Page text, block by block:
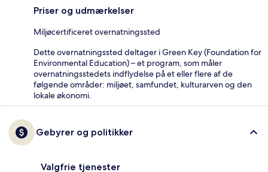
Priser og udmærkelser
Miljøcertificeret overnatningssted
Dette overnatningssted deltager i Green Key (Foundation for
Environmental Education) – et program, som måler
overnatningsstedets indflydelse på et eller flere af de
følgende områder: miljøet, samfundet, kulturarven og den
lokale økonomi.
Gebyrer og politikker
Valgfrie tjenester